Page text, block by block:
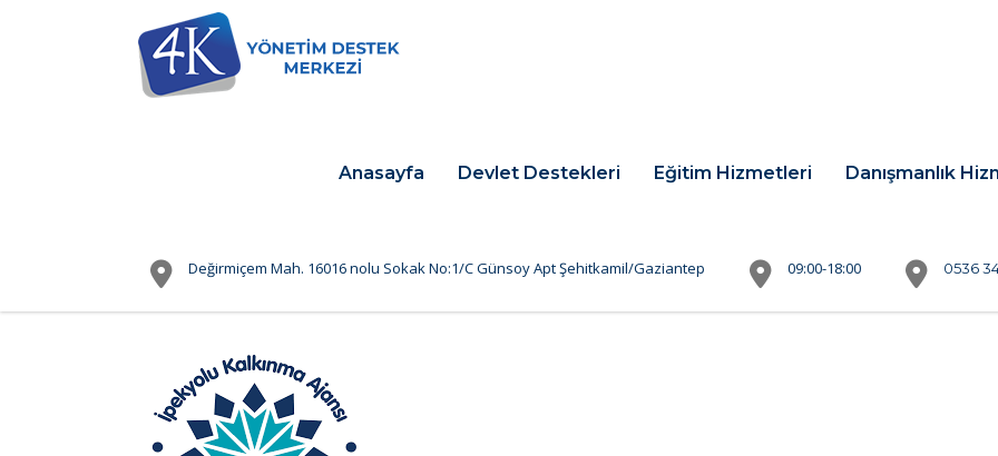
Anasayfa Devlet Destekleri Eğitim Hizmetleri Danışmanlık
Değirmiçem Mah. 16016 nolu Sokak No:1/C Günsoy Apt Şehitkamil/Gaziantep 09:00-18:00 0536